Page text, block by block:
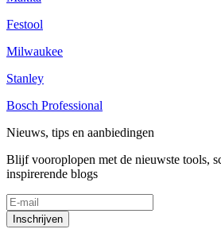
Festool
Milwaukee
Stanley
Bosch Professional
Nieuws, tips en aanbiedingen
Blijf vooroplopen met de nieuwste tools,
inspirerende blogs
Inschrijven